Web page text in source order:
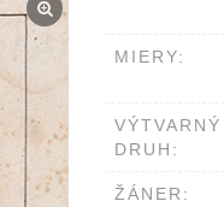
MIERY:
VÝTVARNÝ
DRUH:
ŽÁNER: